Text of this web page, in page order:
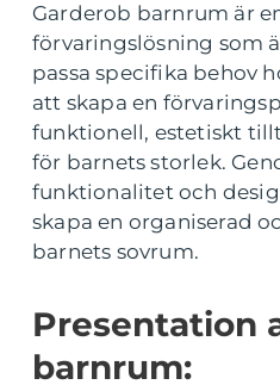
Garderob barnrum är
förvaringslösning som
passa specifika behov
att skapa en
funktionell, estetiskt
för barnets storlek.
funktionalitet och
skapa en organiserad
barnets sovrum.
Presentation
barnrum: